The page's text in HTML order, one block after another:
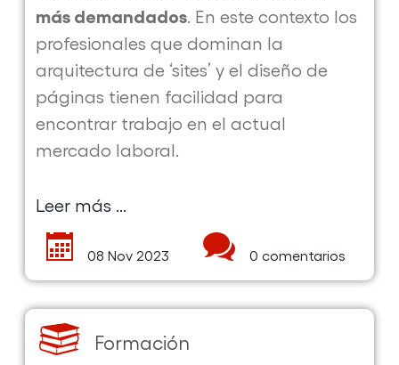
más demandados. En este contexto los
profesionales que dominan la
arquitectura de ‘sites’ y el diseño de
páginas tienen facilidad para
encontrar trabajo en el actual
mercado laboral.
Leer más ...
publicación
Trabaja
en
desarrollo
08 Nov 2023 0 comentarios
Formación